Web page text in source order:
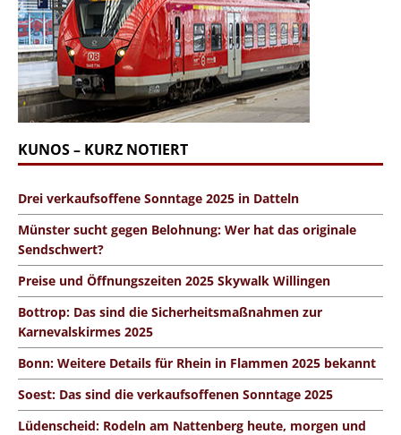
KUNOS – KURZ NOTIERT
Drei verkaufsoffene Sonntage 2025 in Datteln
Münster sucht gegen Belohnung: Wer hat das originale
Sendschwert?
Preise und Öffnungszeiten 2025 Skywalk Willingen
Bottrop: Das sind die Sicherheitsmaßnahmen zur
Karnevalskirmes 2025
Bonn: Weitere Details für Rhein in Flammen 2025 bekannt
Soest: Das sind die verkaufsoffenen Sonntage 2025
Lüdenscheid: Rodeln am Nattenberg heute, morgen und